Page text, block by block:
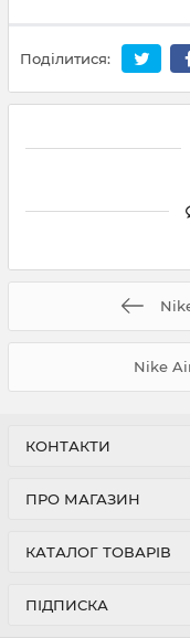
Поділитися:
Nike
КОНТАКТИ
ПРО МАГАЗИН
КАТАЛОГ ТОВАРІВ
ПІДПИСКА